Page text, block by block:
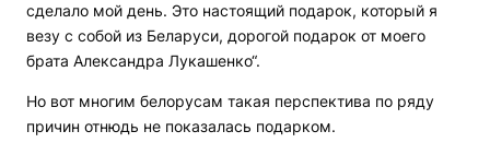
сделало мой день. Это настоящий подарок, который я
везу с собой из Беларуси, дорогой подарок от моего
брата Александра Лукашенко“.
Но вот многим белорусам такая перспектива по ряду
причин отнюдь не показалась подарком.